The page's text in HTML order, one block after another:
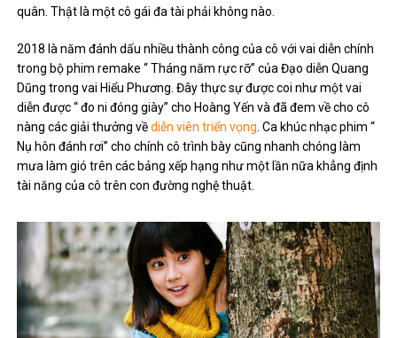
quân. Thật là một cô gái đa tài phải không nào.
2018 là năm đánh dấu nhiều thành công của cô với vai diễn chính
trong bộ phim remake “ Tháng năm rực rỡ” của Đạo diễn Quang
Dũng trong vai Hiểu Phương. Đây thực sự được coi như một vai
diễn được “ đo ni đóng giày” cho Hoàng Yến và đã đem về cho cô
nàng các giải thưởng vềdiễn viên triển vọng . Ca khúc nhạc phim “
Nụ hôn đánh rơi” cho chính cô trình bày cũng nhanh chóng làm
mưa làm gió trên các bảng xếp hạng như một lần nữa khẳng định
tài năng của cô trên con đường nghệ thuật.